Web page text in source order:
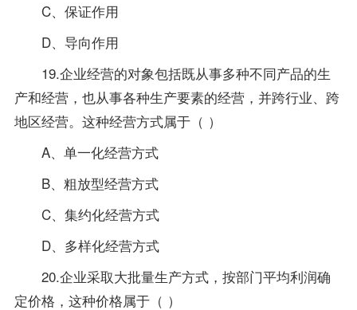
C、保证作用
D、导向作用
19.企业经营的对象包括既从事多种不同产品的生
产和经营，也从事各种生产要素的经营，并跨行业、跨
地区经营。这种经营方式属于（ ）
A、单一化经营方式
B、粗放型经营方式
C、集约化经营方式
D、多样化经营方式
20.企业采取大批量生产方式，按部门平均利润确
定价格，这种价格属于（ ）